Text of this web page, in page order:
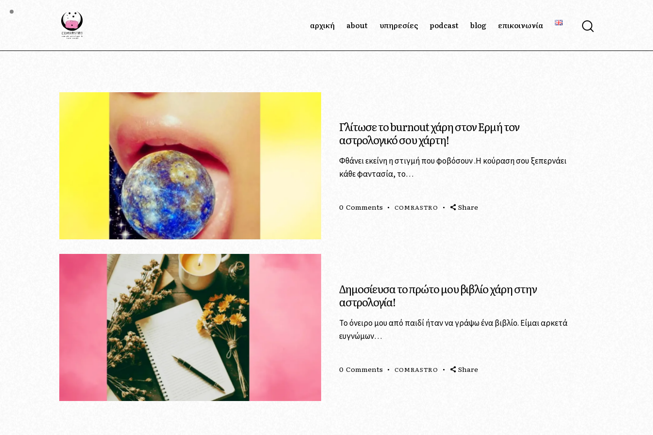
αρχική about υπηρεσίες podcast blog επικοινωνία
Γλίτωσε το burnout χάρη στον Ερμή τον
αστρολογικό σου χάρτη!
Φθάνει εκείνη η στιγμή που φοβόσουν .Η κούραση σου ξεπερνάει
κάθε φαντασία, το…
0 Comments COMRASTRO Share
Δημοσίευσα το πρώτο μου βιβλίο χάρη στην
αστρολογία!
Το όνειρο μου από παιδί ήταν να γράψω ένα βιβλίο. Είμαι αρκετά
ευγνώμων…
0 Comments COMRASTRO Share